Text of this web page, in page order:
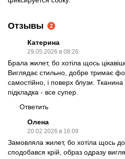
Отзывы 2
Катерина
29.05.2026 в 08:26
Брала жилет, бо хотіла щось
Виглядає стильно, добре тримає
самостійно, і поверх блузи.
підкладка - все супер.
Ответить
Олена
20.02.2026 в 16:09
Замовляла жилет, бо хотіла щось
сподобався крій, образ одразу